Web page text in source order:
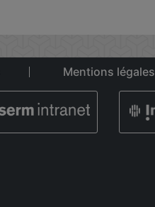
Mentions légales